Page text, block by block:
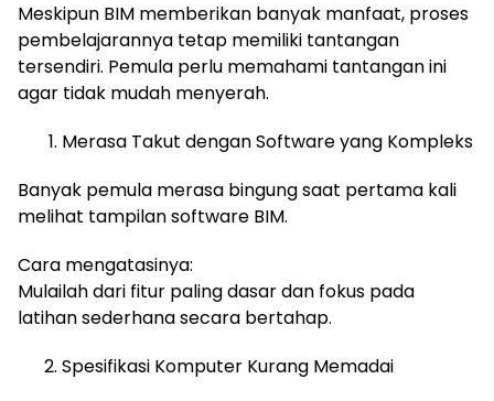
Meskipun BIM memberikan banyak manfaat, proses
pembelajarannya tetap memiliki tantangan
tersendiri. Pemula perlu memahami tantangan ini
agar tidak mudah menyerah.
Merasa Takut dengan Software yang Kompleks
Banyak pemula merasa bingung saat pertama kali
melihat tampilan software BIM.
Cara mengatasinya:
Mulailah dari fitur paling dasar dan fokus pada
latihan sederhana secara bertahap.
Spesifikasi Komputer Kurang Memadai